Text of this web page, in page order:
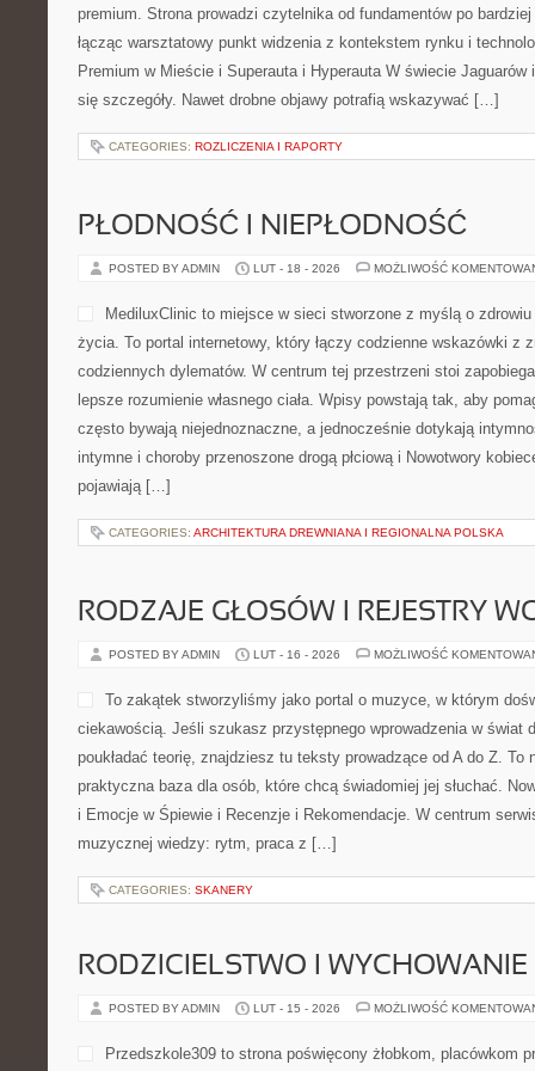
premium. Strona prowadzi czytelnika od fundamentów po
łącząc warsztatowy punkt widzenia z kontekstem rynku i
Premium w Mieście i Superauta i Hyperauta W świecie Jaguarów
się szczegóły. Nawet drobne objawy potrafią wskazywać […]
CATEGORIES: ROZLICZENIA I RAPORTY
PŁODNOŚĆ I NIEPŁODNOŚĆ
POSTED BY ADMIN LUT - 18 - 2026 MOŻLIWOŚĆ
MediluxClinic to miejsce w sieci stworzone z myślą o
życia. To portal internetowy, który łączy codzienne wskazówki z
codziennych dylematów. W centrum tej przestrzeni stoi
lepsze rozumienie własnego ciała. Wpisy powstają tak, aby
często bywają niejednoznaczne, a jednocześnie dotykają
intymne i choroby przenoszone drogą płciową i Nowotwory
pojawiają […]
CATEGORIES: ARCHITEKTURA DREWNIANA I REGIONALNA POLSKA
RODZAJE GŁOSÓW I REJESTRY
POSTED BY ADMIN LUT - 16 - 2026 MOŻLIWOŚĆ
To zakątek stworzyliśmy jako portal o muzyce, w którym
ciekawością. Jeśli szukasz przystępnego wprowadzenia w świat
poukładać teorię, znajdziesz tu teksty prowadzące od A do Z.
praktyczna baza dla osób, które chcą świadomiej jej słuchać.
i Emocje w Śpiewie i Recenzje i Rekomendacje. W centrum
muzycznej wiedzy: rytm, praca z […]
CATEGORIES: SKANERY
RODZICIELSTWO I WYCHOWANIE
POSTED BY ADMIN LUT - 15 - 2026 MOŻLIWOŚĆ
Przedszkole309 to strona poświęcony żłobkom, placówkom